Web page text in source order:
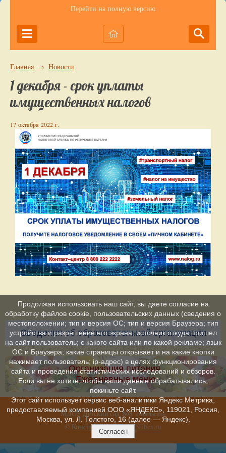
Перейти на полную версию
Главная → Новости
1 декабря - срок уплаты
имущественных налогов
17 октября 2022 г.
Сведения об образовательной организации
Организация питания.
Ежедневные меню
МДОУ Детский сад №8«Апельсин»
© Конструктор сайтовNubex.ru
Продолжая использовать наш сайт, вы даете согласие на
обработку файлов cookie, пользовательских данных (сведения о
местоположении; тип и версия ОС; тип и версия Браузера; тип
устройства и разрешение его экрана; источник откуда пришел
на сайт пользователь; с какого сайта или по какой рекламе; язык
ОС и Браузера; какие страницы открывает и на какие кнопки
нажимает пользователь; ip-адрес) в целях функционирования
сайта и проведения статистических исследований и обзоров.
Если вы не хотите, чтобы ваши данные обрабатывались,
покиньте сайт.
Этот сайт использует сервис веб-аналитики Яндекс Метрика,
предоставляемый компанией ООО «ЯНДЕКС», 119021, Россия,
Москва, ул. Л. Толстого, 16 (далее — Яндекс).
Согласен